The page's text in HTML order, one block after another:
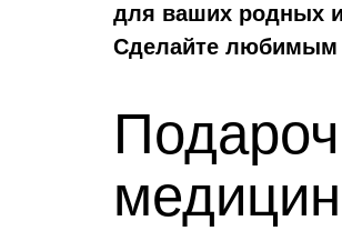
для ваших родных
Сделайте любимым